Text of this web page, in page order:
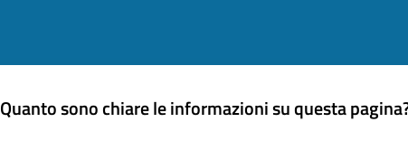
Quanto sono chiare le informazioni su questa